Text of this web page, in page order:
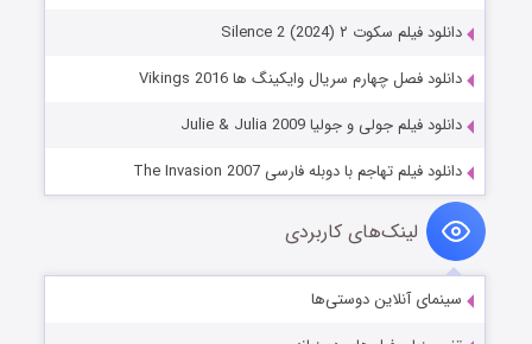
دانلود فیلم سکوت ۲ Silence 2 (2024)
دانلود فصل چهارم سریال وایکینگ ها Vikings 2016
دانلود فیلم جولی و جولیا Julie & Julia 2009
دانلود فیلم تهاجم با دوبله فارسی The Invasion 2007
لینک‌های کاربردی
سینمای آنلاین دوستی‌ها